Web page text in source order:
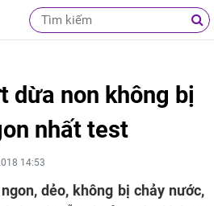
dừa non không bị
nhất test
14:53
dẻo, không bị chảy nước,